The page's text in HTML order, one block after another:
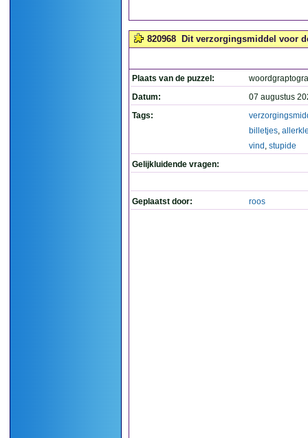
820968 Dit verzorgingsmiddel voor
Plaats van de puzzel:
Datum:
07 augustus
Tags:
billetjes,
vind , stupide
Gelijkluidende vragen:
Geplaatst door: roos